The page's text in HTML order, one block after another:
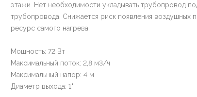
этажи. Нет необходимости укладывать трубопровод
трубопровода. Снижается риск появления воздушных
ресурс самого нагрева.
Мощность: 72 Вт
Максимальный поток: 2,8 м3/ч
Максимальный напор: 4 м
Диаметр выхода: 1"